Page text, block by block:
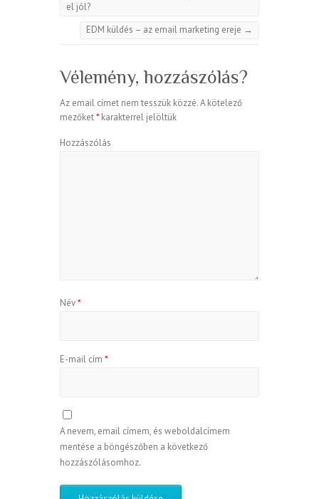
el jól?
EDM küldés – az email marketing ereje →
Vélemény, hozzászólás?
Az email címet nem tesszük közzé.A kötelező
mezőket* karakterrel jelöltük
Hozzászólás
Név*
E-mail cím *
A nevem, email címem, és weboldalcímem
mentése a böngészőben a következő
hozzászólásomhoz.